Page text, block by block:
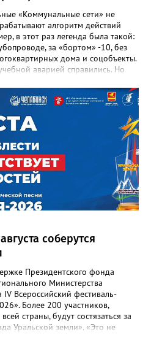
«Коммунальные сети» не
алгоритм действий
в этот раз легенда была такой:
за «бортом» -10, без
дома и соцобъекты.
аварией справились. Но
управляющие компании
для предотвращения
тепловой сети
взаимодействие с
ЕДДС и иными службами»,
управления ГЖИ Ирина
в
действовать слаженно. И
со всеми
тепла до конечных
соберутся
Президентского фонда
Министерства
IV Всероссийский фестиваль-
Более 200 участников,
страны, будут состязаться за
Уральской земли». «Это не